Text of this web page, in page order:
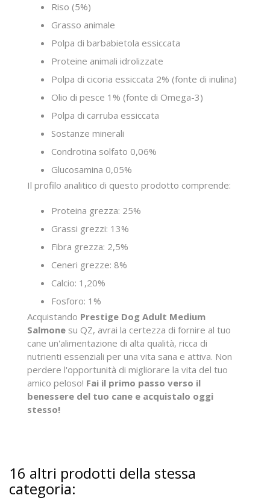
Riso (5%)
Grasso animale
Polpa di barbabietola essiccata
Proteine animali idrolizzate
Polpa di cicoria essiccata 2% (fonte di inulina)
Olio di pesce 1% (fonte di Omega-3)
Polpa di carruba essiccata
Sostanze minerali
Condrotina solfato 0,06%
Glucosamina 0,05%
Il profilo analitico di questo prodotto comprende:
Proteina grezza: 25%
Grassi grezzi: 13%
Fibra grezza: 2,5%
Ceneri grezze: 8%
Calcio: 1,20%
Fosforo: 1%
Acquistando Prestige Dog Adult Medium
Salmone su QZ, avrai la certezza di fornire al tuo
cane un'alimentazione di alta qualità, ricca di
nutrienti essenziali per una vita sana e attiva. Non
perdere l'opportunità di migliorare la vita del tuo
amico peloso! Fai il primo passo verso il
benessere del tuo cane e acquistalo oggi
stesso!
16 altri prodotti della stessa
categoria: